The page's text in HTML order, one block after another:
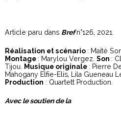
Article paru dans Brefn°126, 2021.
Réalisation et scénario : Maïté
Montage : Marylou Vergez. Son :
Tijou.
Musique originale : Pierre
Mahogany Elfie-Elis, Lila Gueneau
Production : Quartett Production.
Avec le soutien de la